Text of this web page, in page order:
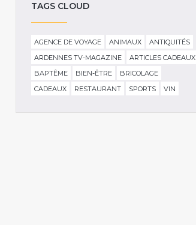
TAGS CLOUD
AGENCE DE VOYAGE ANIMAUX
ANTIQUITÉS
ARDENNES TV-MAGAZINE
ARTICLES CADEAUX
BAPTÊME
BIEN-ÊTRE
BRICOLAGE
CADEAUX
RESTAURANT SPORTS VIN